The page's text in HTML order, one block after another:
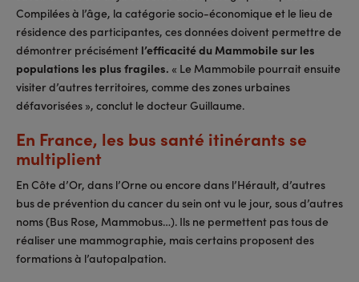
Compilées à l’âge, la catégorie socio-économique et le lieu de
résidence des participantes, ces données doivent permettre de
démontrer précisément l’efficacité du Mammobile sur les
populations les plus fragiles. « Le Mammobile pourrait ensuite
visiter d’autres territoires, comme des zones urbaines
défavorisées », conclut le docteur Guillaume.
En France, les bus santé itinérants se
multiplient
En Côte d’Or, dans l’Orne ou encore dans l’Hérault, d’autres
bus de prévention du cancer du sein ont vu le jour, sous d’autres
noms (Bus Rose, Mammobus…). Ils ne permettent pas tous de
réaliser une mammographie, mais certains proposent des
formations à l’autopalpation.